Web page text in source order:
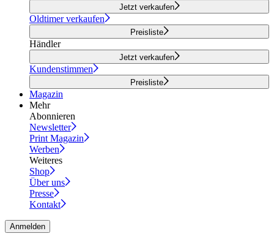
Jetzt verkaufen
Oldtimer verkaufen
Preisliste
Händler
Jetzt verkaufen
Kundenstimmen
Preisliste
Magazin
Mehr
Abonnieren
Newsletter
Print Magazin
Werben
Weiteres
Shop
Über uns
Presse
Kontakt
Anmelden